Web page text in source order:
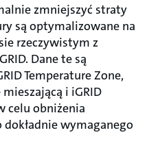
zmniejszyć straty
są optymalizowane na
rzeczywistym z
Dane te są
Temperature Zone,
i iGRID
celu obniżenia
wymaganego